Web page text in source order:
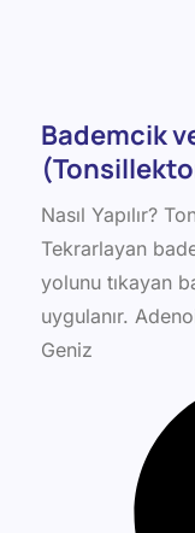
Bademcik
Nasıl Yapılır?
Tekrarlayan
yolunu tıkayan
uygulanır.
Geniz